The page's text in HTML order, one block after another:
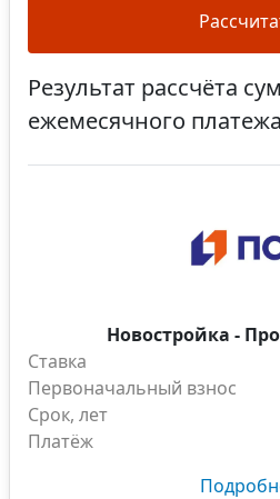
Результат рассчёта
ежемесячного
Новостройка -
Ставка
Первоначальный взнос
Срок, лет
Платёж